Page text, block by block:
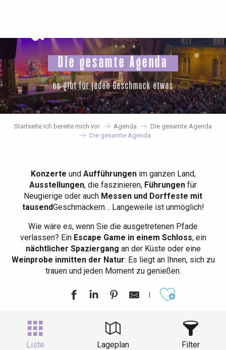
principal
Die gesamte Agenda
es gibt für jeden Geschmack etwas
Startseite Ich bereite mich vor Agenda
Die gesamte Agenda
Die gesamte Agenda
Konzerte und Aufführungenim ganzen Land,
Ausstellungen, die faszinieren, Führungen für
Neugierige oder auch Messen und Dorffeste mit
tausendGeschmäckern… Langeweile ist unmöglich!
Wie wäre es, wenn Sie die ausgetretenen Pfade
verlassen? EinEscape Game in einem Schloss, ein
nächtlicher Spaziergang an der Küste oder eine
Weinprobe inmitten der Natur: Es liegt an Ihnen, sich zu
trauen und jeden Moment zu genießen.
Liste Lageplan Filter